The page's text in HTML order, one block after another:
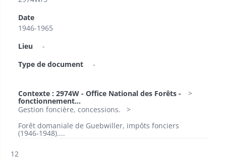
Date
1946-1965
Lieu
-
Type de document
-
Contexte : 2974W - Office National des Forêts -
fonctionnement...
Gestion foncière, concessions.
Forêt domaniale de Guebwiller, impôts fonciers
(1946-1948)....
Résultat n°
12